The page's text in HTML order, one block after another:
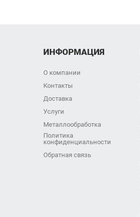
ИНФОРМАЦИЯ
О компании
Контакты
Доставка
Услуги
Металлообработка
Политика
конфиденциальности
Обратная связь